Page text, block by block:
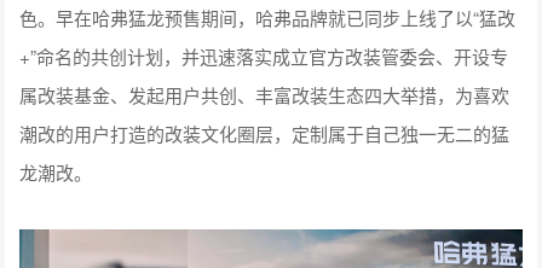
色。早在哈弗猛龙预售期间，哈弗品牌就已同步上线了以“猛改
+”命名的共创计划，并迅速落实成立官方改装管委会、开设专
属改装基金、发起用户共创、丰富改装生态四大举措，为喜欢
潮改的用户打造的改装文化圈层，定制属于自己独一无二的猛
龙潮改。